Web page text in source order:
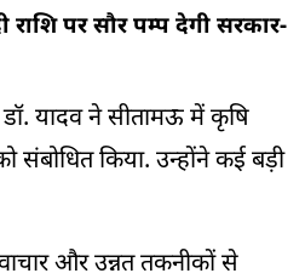
पर सौर पम्प देगी सरकार-
यादव ने सीतामऊ में कृषि
संबोधित किया. उन्होंने कई बड़ी
और उन्नत तकनीकों से